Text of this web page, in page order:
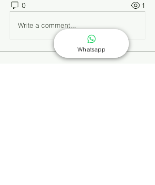
0 1
Write a comment...
Whatsapp